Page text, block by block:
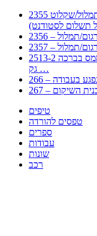
2355 דרישה לתשלום עבור מתן שירותי תרגום/תמלול/שקלוט
תשלום לסטודנט)
תמלול
תמלול
2513-2 טופס חדש הצהרה על העברה לחול הפטורה ממס בברכה
גק …
בעבודה
השיקום
טיפים
טפסים להורדה
ספרים
עבודות
שונות
רכב